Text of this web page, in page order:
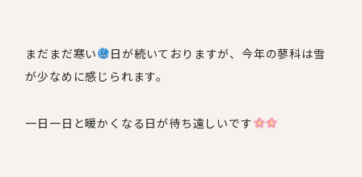
まだまだ寒い
日が続いておりますが、今年の蓼科は雪
が少なめに感じられます。
一日一日と暖かくなる日が待ち遠しいです